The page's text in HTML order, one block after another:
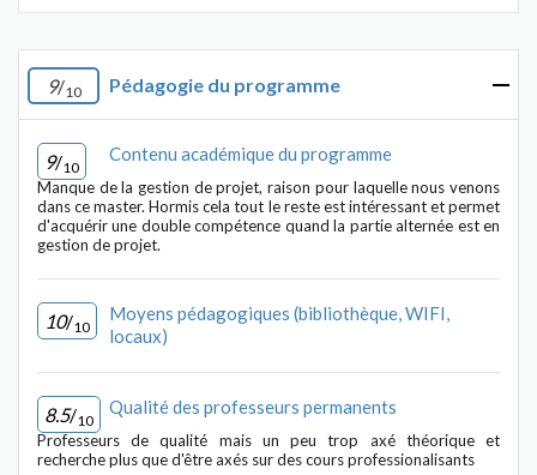
9/10 Pédagogie du programme
9/10
Contenu académique du programme
Manque de la gestion de projet, raison pour laquelle nous venons
dans ce master. Hormis cela tout le reste est intéressant et permet
d'acquérir une double compétence quand la partie alternée est en
gestion de projet.
10/10
Moyens pédagogiques (bibliothèque, WIFI,
locaux)
8.5/10
Qualité des professeurs permanents
Professeurs de qualité mais un peu trop axé théorique et
recherche plus que d'être axés sur des cours professionalisants